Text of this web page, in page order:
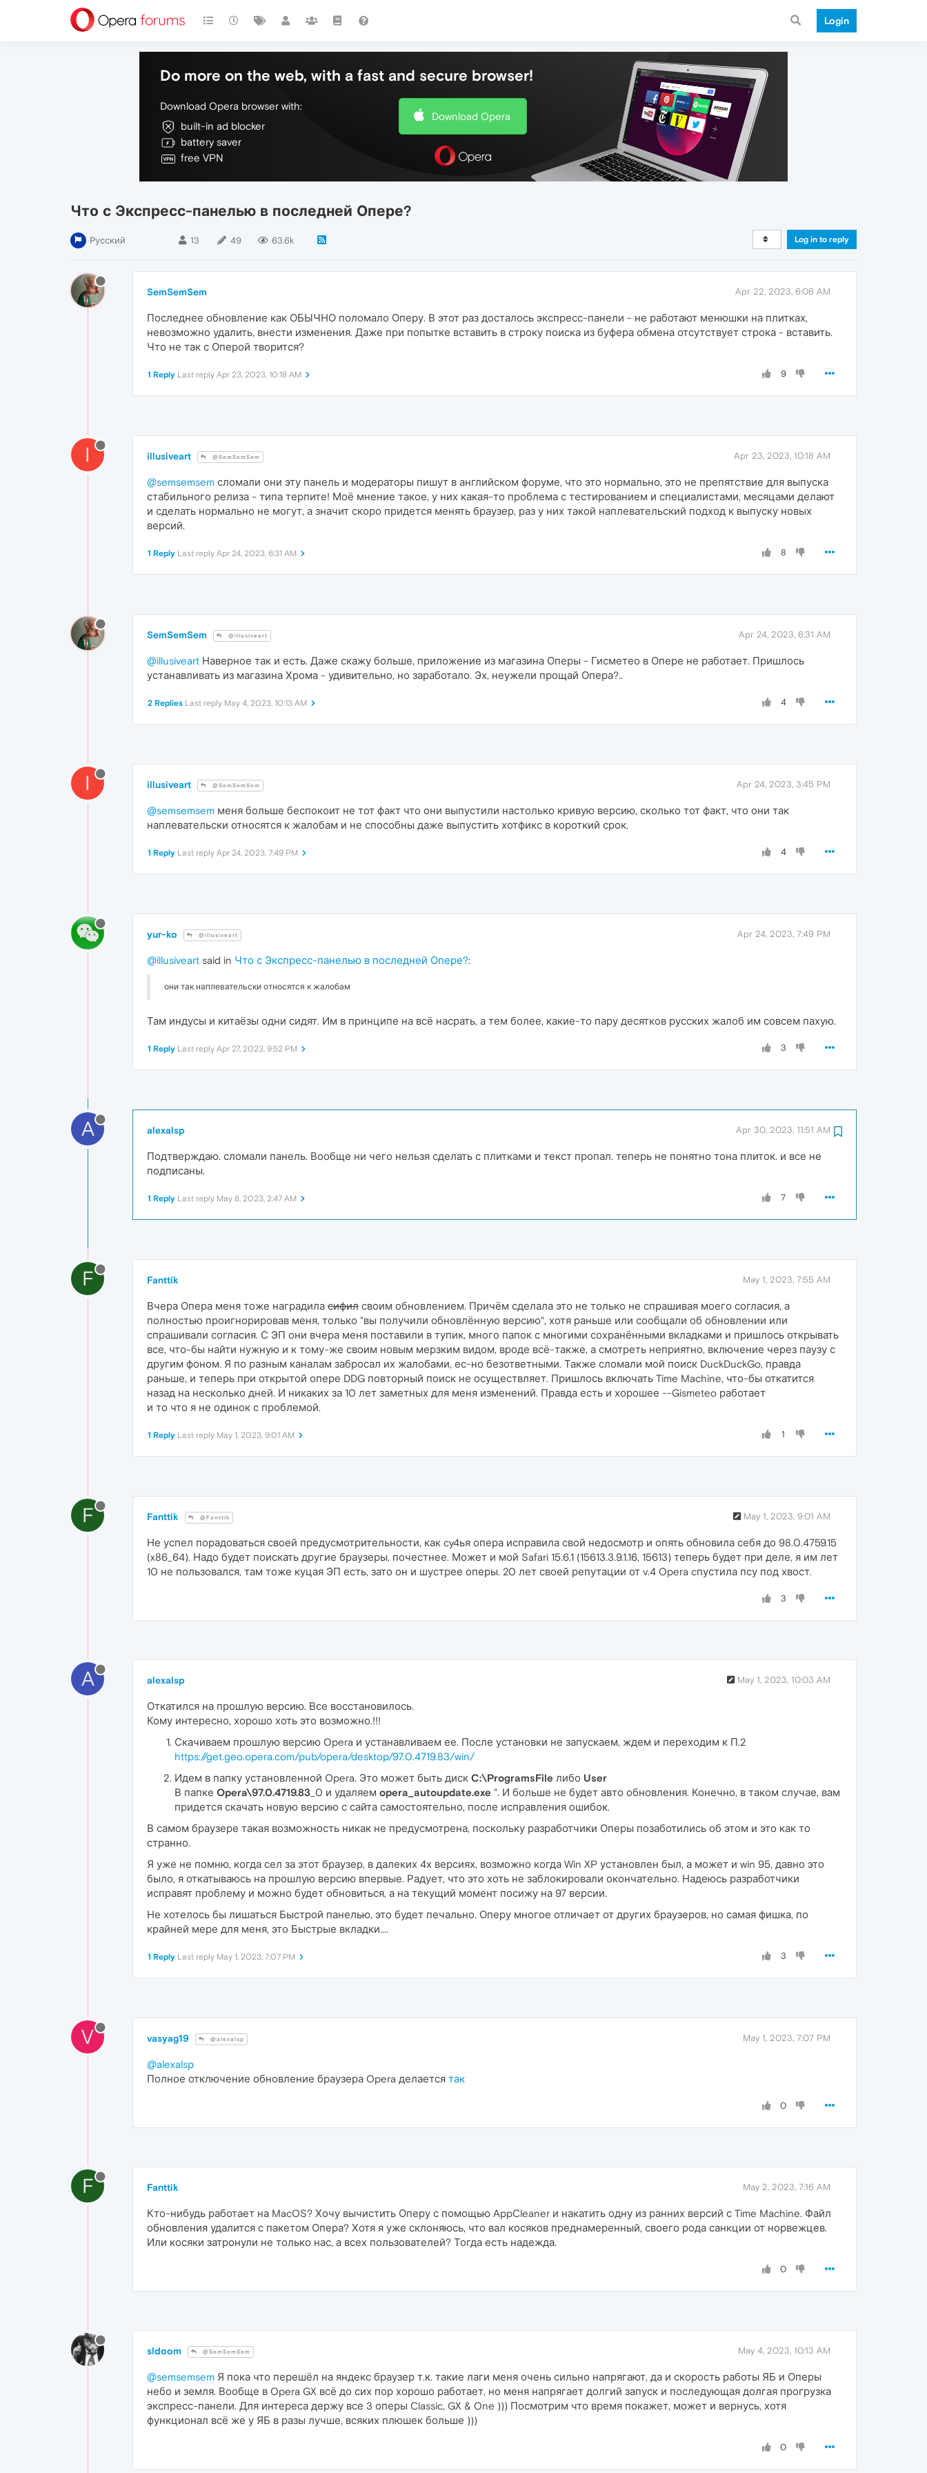
Login
Do more on the web, with a fast and secure browser!
Download Opera browser with:
built-in ad blocker
battery saver
free VPN
Download Opera
Что с Экспресс-панелью в последней Опере?
Русский 13 49 63.6k Log in to reply
SemSemSem Apr 22, 2023, 6:06 AM
Последнее обновление как ОБЫЧНО поломало Оперу. В этот раз досталось экспресс-панели - не работают менюшки на плитках,
невозможно удалить, внести изменения. Даже при попытке вставить в строку поиска из буфера обмена отсутствует строка - вставить.
Что не так с Оперой творится?
9
1 Reply Last reply Apr 23, 2023, 10:18 AM
I illusiveart @SemSemSem Apr 23, 2023, 10:18 AM
@semsemsem сломали они эту панель и модераторы пишут в английском форуме, что это нормально, это не препятствие для выпуска
стабильного релиза - типа терпите! Моё мнение такое, у них какая-то проблема с тестированием и специалистами, месяцами делают
и сделать нормально не могут, а значит скоро придется менять браузер, раз у них такой наплевательский подход к выпуску новых
версий.
8
1 Reply Last reply Apr 24, 2023, 6:31 AM
SemSemSem @illusiveart Apr 24, 2023, 6:31 AM
@illusiveart Наверное так и есть. Даже скажу больше, приложение из магазина Оперы - Гисметео в Опере не работает. Пришлось
устанавливать из магазина Хрома - удивительно, но заработало. Эх, неужели прощай Опера?..
4
2 Replies Last reply May 4, 2023, 10:13 AM
I illusiveart @SemSemSem Apr 24, 2023, 3:45 PM
@semsemsem меня больше беспокоит не тот факт что они выпустили настолько кривую версию, сколько тот факт, что они так
наплевательски относятся к жалобам и не способны даже выпустить хотфикс в короткий срок.
4
1 Reply Last reply Apr 24, 2023, 7:49 PM
yur-ko @illusiveart Apr 24, 2023, 7:49 PM
@illusiveart said in Что с Экспресс-панелью в последней Опере?:
они так наплевательски относятся к жалобам
Там индусы и китаёзы одни сидят. Им в принципе на всё насрать, а тем более, какие-то пару десятков русских жалоб им совсем пахую.
3
1 Reply Last reply Apr 27, 2023, 9:52 PM
A alexalsp Apr 30, 2023, 11:51 AM
Подтверждаю. сломали панель. Вообще ни чего нельзя сделать с плитками и текст пропал. теперь не понятно тона плиток. и все не
подписаны.
7
1 Reply Last reply May 8, 2023, 2:47 AM
F Fanttik May 1, 2023, 7:55 AM
Вчера Опера меня тоже наградила сифил своим обновлением. Причём сделала это не только не спрашивая моего согласия, а
полностью проигнорировав меня, только "вы получили обновлённую версию", хотя раньше или сообщали об обновлении или
спрашивали согласия. С ЭП они вчера меня поставили в тупик, много папок с многими сохранёнными вкладками и пришлось открывать
все, что-бы найти нужную и к тому-же своим новым мерзким видом, вроде всё-также, а смотреть неприятно, включение через паузу с
другим фоном. Я по разным каналам забросал их жалобами, ес-но безответными. Также сломали мой поиск DuckDuckGo, правда
раньше, и теперь при открытой опере DDG повторный поиск не осуществляет. Пришлось включать Time Machine, что-бы откатится
назад на несколько дней. И никаких за 10 лет заметных для меня изменений. Правда есть и хорошее --Gismeteo работает
и то что я не одинок с проблемой.
1
1 Reply Last reply May 1, 2023, 9:01 AM
F Fanttik @Fanttik May 1, 2023, 9:01 AM
Не успел порадоваться своей предусмотрительности, как cy4ья опера исправила свой недосмотр и опять обновила себя до 98.0.4759.15
(x86_64). Надо будет поискать другие браузеры, почестнее. Может и мой Safari 15.6.1 (15613.3.9.1.16, 15613) теперь будет при деле, я им лет
10 не пользовался, там тоже куцая ЭП есть, зато он и шустрее оперы. 20 лет своей репутации от v.4 Opera cпустила псу под хвост.
3
A alexalsp May 1, 2023, 10:03 AM
Откатился на прошлую версию. Все восстановилось.
Кому интересно, хорошо хоть это возможно.!!!
Скачиваем прошлую версию Opera и устанавливаем ее. После установки не запускаем, ждем и переходим к П.2
https://get.geo.opera.com/pub/opera/desktop/97.0.4719.83/win/
Идем в папку установленной Opera. Это может быть диск C:\ProgramsFile либо User
В папке Opera\97.0.4719.83 _0 и удаляем opera_autoupdate.exe ". И больше не будет авто обновления. Конечно, в таком случае, вам
придется скачать новую версию с сайта самостоятельно, после исправления ошибок.
В самом браузере такая возможность никак не предусмотрена, поскольку разработчики Оперы позаботились об этом и это как то
странно.
Я уже не помню, когда сел за этот браузер, в далеких 4х версиях, возможно когда Win XP установлен был, а может и win 95, давно это
было, я откатываюсь на прошлую версию впервые. Радует, что это хоть не заблокировали окончательно. Надеюсь разработчики
исправят проблему и можно будет обновиться, а на текущий момент посижу на 97 версии.
Не хотелось бы лишаться Быстрой панелью, это будет печально. Оперу многое отличает от других браузеров, но самая фишка, по
крайней мере для меня, это Быстрые вкладки....
3
1 Reply Last reply May 1, 2023, 7:07 PM
V vasyag19 @alexalsp May 1, 2023, 7:07 PM
@alexalsp
Полное отключение обновление браузера Opera делается так
0
F Fanttik May 2, 2023, 7:16 AM
Кто-нибудь работает на MacOS? Хочу вычистить Оперу с помощью AppCleaner и накатить одну из ранних версий с Time Machine. Файл
обновления удалится с пакетом Опера? Хотя я уже склоняюсь, что вал косяков преднамеренный, своего рода санкции от норвежцев.
Или косяки затронули не только нас, а всех пользователей? Тогда есть надежда.
0
sldoom @SemSemSem May 4, 2023, 10:13 AM
@semsemsem Я пока что перешёл на яндекс браузер т.к. такие лаги меня очень сильно напрягают, да и скорость работы ЯБ и Оперы
небо и земля. Вообще в Opera GX всё до сих пор хорошо работает, но меня напрягает долгий запуск и последующая долгая прогрузка
экспресс-панели. Для интереса держу все 3 оперы Classic, GX & One ))) Посмотрим что время покажет, может и вернусь, хотя
функционал всё же у ЯБ в разы лучше, всяких плюшек больше )))
0